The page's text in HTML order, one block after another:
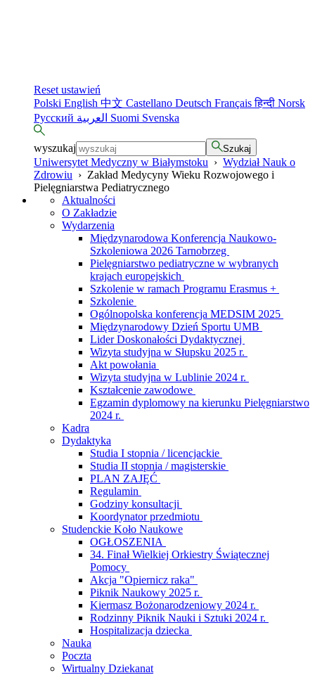
Reset ustawień
Polski English 中文 Castellano Deutsch Françaisहिन्दी Norsk
Русский
Suomi Svenska
wyszukaj Szukaj
Uniwersytet Medyczny w Białymstoku › Wydział Nauk o
Zdrowiu › Zakład Medycyny Wieku Rozwojowego i
Pielęgniarstwa Pediatrycznego
Aktualności
O Zakładzie
Wydarzenia
Międzynarodowa Konferencja Naukowo-
Szkoleniowa 2026 Tarnobrzeg
Pielęgniarstwo pediatryczne w wybranych
krajach europejskich
Szkolenie w ramach Programu Erasmus +
Szkolenie
Ogólnopolska konferencja MEDSIM 2025
Międzynarodowy Dzień Sportu UMB
Lider Doskonałości Dydaktycznej
Wizyta studyjna w Słupsku 2025 r.
Akt powołania
Wizyta studyjna w Lublinie 2024 r.
Kształcenie zawodowe
Egzamin dyplomowy na kierunku Pielęgniarstwo
2024 r.
Kadra
Dydaktyka
Studia I stopnia / licencjackie
Studia II stopnia / magisterskie
PLAN ZAJĘĆ
Regulamin
Godziny konsultacji
Koordynator przedmiotu
Studenckie Koło Naukowe
OGŁOSZENIA
34. Finał Wielkiej Orkiestry Świątecznej
Pomocy
Akcja "Opiernicz raka"
Piknik Naukowy 2025 r.
Kiermasz Bożonarodzeniowy 2024 r.
Rodzinny Piknik Nauki i Sztuki 2024 r.
Hospitalizacja dziecka
Nauka
Poczta
Wirtualny Dziekanat